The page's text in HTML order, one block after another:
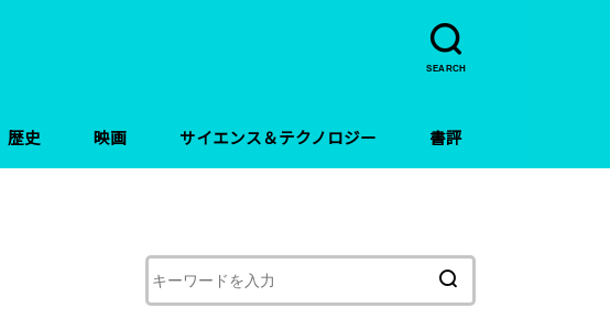
SEARCH
歴史 映画 サイエンス＆テクノロジー 書評